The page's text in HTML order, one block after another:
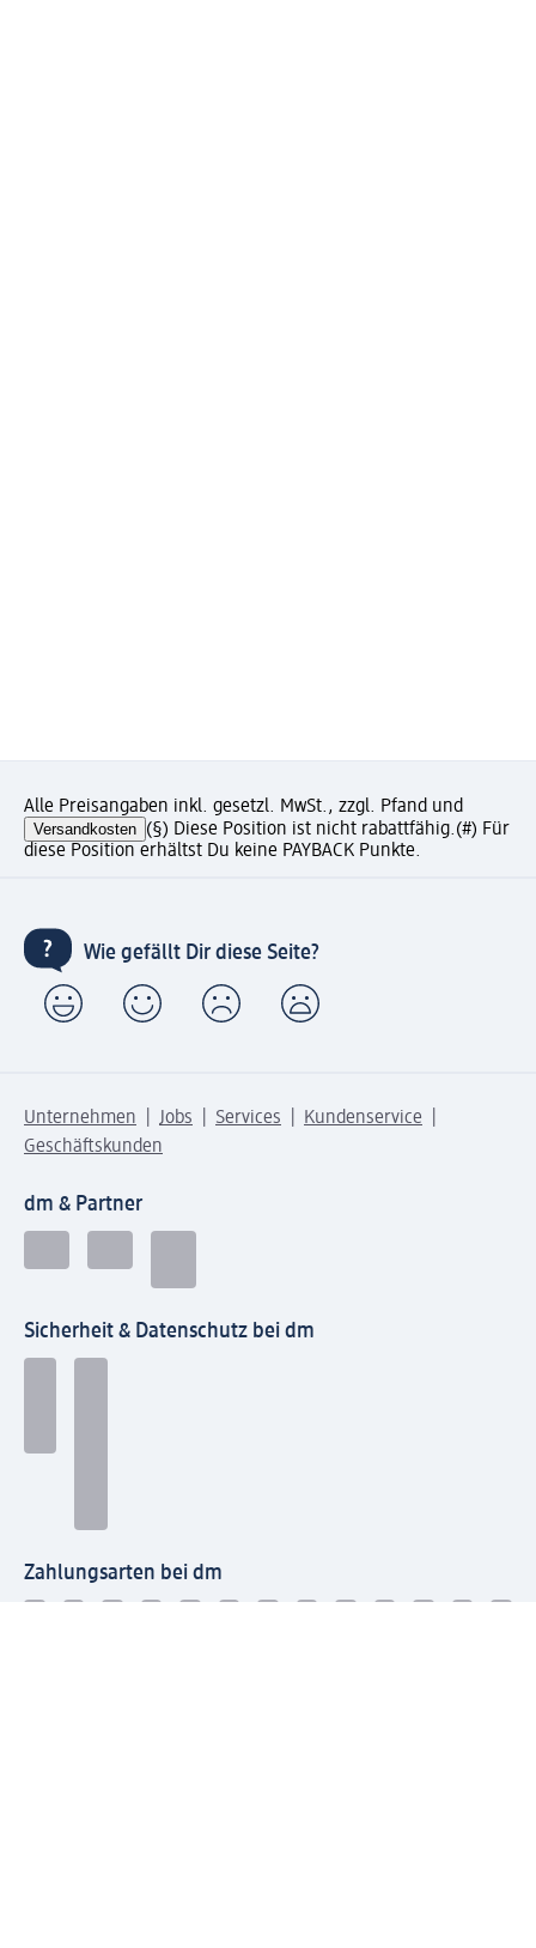
Alle Preisangaben inkl. gesetzl. MwSt., zzgl. Pfand und
Versandkosten (§) Diese Position ist nicht rabattfähig.(#) Für
diese Position erhältst Du keine PAYBACK Punkte.
Wie gefällt Dir diese Seite?
Unternehmen Jobs Services
Kundenservice
Geschäftskunden
dm & Partner
Sicherheit & Datenschutz bei dm
Zahlungsarten bei dm